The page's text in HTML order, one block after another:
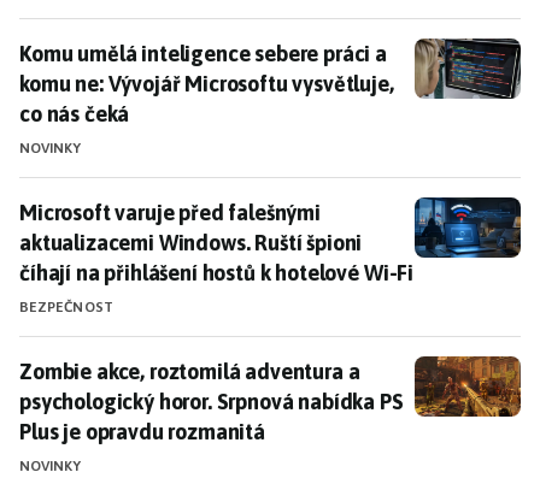
Komu umělá inteligence sebere práci a komu ne:
Komu umělá inteligence sebere práci a
komu ne: Vývojář Microsoftu vysvětluje,
co nás čeká
NOVINKY
Microsoft varuje před falešnými aktualizacemi
Microsoft varuje před falešnými
aktualizacemi Windows. Ruští špioni
číhají na přihlášení hostů k hotelové Wi-Fi
BEZPEČNOST
Zombie akce, roztomilá adventura a psychologický
Zombie akce, roztomilá adventura a
psychologický horor. Srpnová nabídka PS
Plus je opravdu rozmanitá
NOVINKY